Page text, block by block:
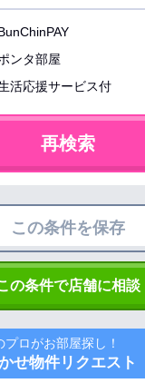
ンタ部屋
活応援サービス付
再検索
この条件を保存
の条件で店舗に相談
プロがお部屋探し！
せ物件リクエスト